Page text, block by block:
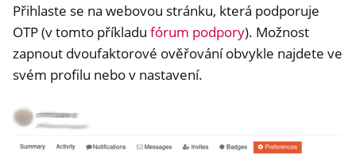
Přihlaste se na webovou stránku, která podporuje
OTP (v tomto příkladu fórum podpory). Možnost
zapnout dvoufaktorové ověřování obvykle najdete ve
svém profilu nebo v nastavení.